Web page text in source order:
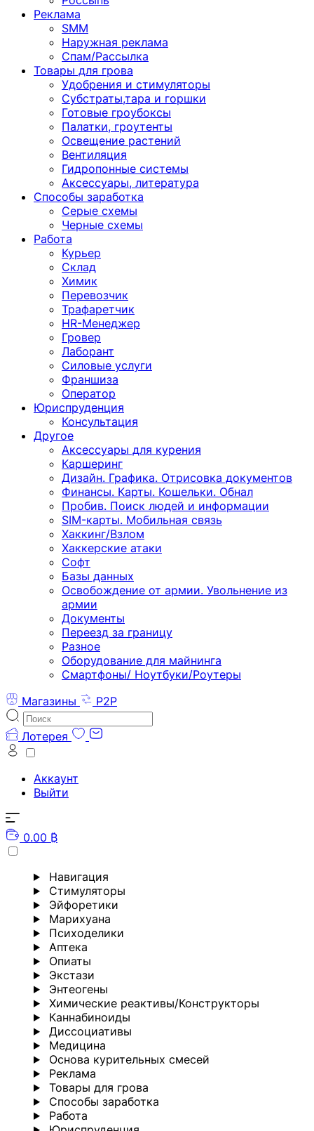
Реклама
SMM
Наружная реклама
Спам/Рассылка
Товары для грова
Удобрения и стимуляторы
Субстраты,тара и горшки
Готовые гроубоксы
Палатки, гроутенты
Освещение растений
Вентиляция
Гидропонные системы
Аксессуары, литература
Способы заработка
Серые схемы
Черные схемы
Работа
Курьер
Склад
Химик
Перевозчик
Трафаретчик
HR-Менеджер
Гровер
Лаборант
Силовые услуги
Франшиза
Оператор
Юриспруденция
Консультация
Другoе
Аксессуары для курения
Каршеринг
Дизайн. Графика. Отрисовка документов
Финансы. Карты. Кошельки. Обнал
Пробив. Поиск людей и информации
SIM-карты. Мобильная связь
Хаккинг/Взлом
Хаккерские атаки
Софт
Базы данных
Освобождение от армии. Увольнение из
армии
Документы
Переезд за границу
Разное
Оборудование для майнинга
Смартфоны/ Ноутбуки/Роутеры
Магазины
P2P
Лотерея
Аккаунт
Выйти
0.00 ₿
Навигация
Стимуляторы
Эйфоретики
Марихуана
Психоделики
Аптека
Опиаты
Экстази
Энтеогены
Химические реактивы/Конструкторы
Каннабиноиды
Диссоциативы
Медицина
Основа курительных смесей
Реклама
Товары для грова
Способы заработка
Работа